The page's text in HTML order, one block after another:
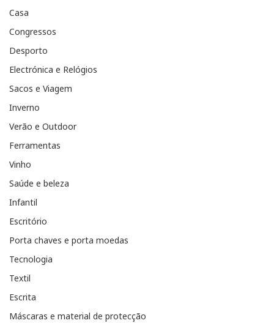
Casa
Congressos
Desporto
Electrónica e Relógios
Sacos e Viagem
Inverno
Verão e Outdoor
Ferramentas
Vinho
Saúde e beleza
Infantil
Escritório
Porta chaves e porta moedas
Tecnologia
Textil
Escrita
Máscaras e material de protecção